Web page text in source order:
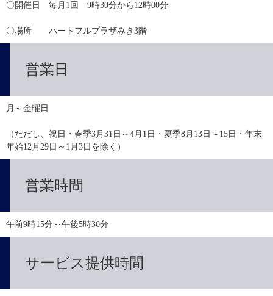
〇開催日　毎月1回　9時30分から12時00分
〇場所　　ハートフルプラザみき3階
営業日
月～金曜日
（ただし、祝日・春季3月31日～4月1日・夏季8月13日～15日・年末
年始12月29日～1月3日を除く）
営業時間
午前9時15分～午後5時30分
サービス提供時間